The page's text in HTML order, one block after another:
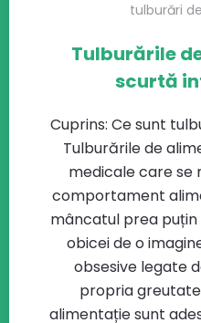
tulburări
Tulburările
scurtă
Cuprins: Ce sunt
Tulburările de
medicale care
comportament
mâncatul prea puțin
obicei de o
obsesive legate
propria
alimentație sunt